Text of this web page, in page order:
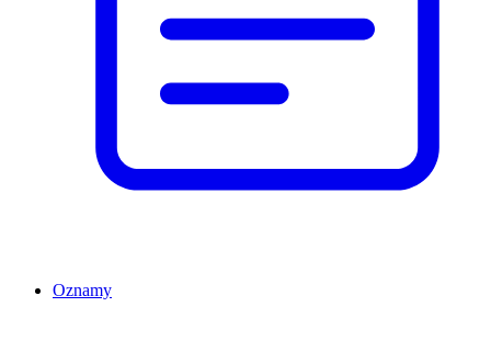
Oznamy